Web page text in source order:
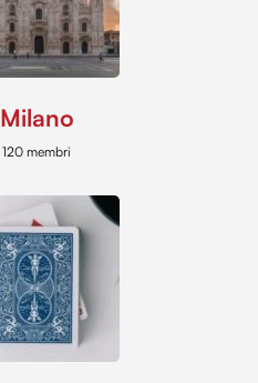
Milano
120 membri